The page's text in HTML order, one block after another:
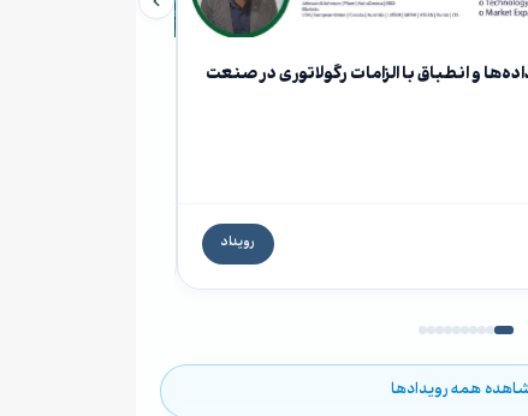
و انطباق با الزامات رگولاتوری در صنعت
رویداد
همه رویدادها